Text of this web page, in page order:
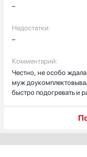
–
Недостатки:
–
Комментарий:
Честно, не особо
муж
быстро подогревать и